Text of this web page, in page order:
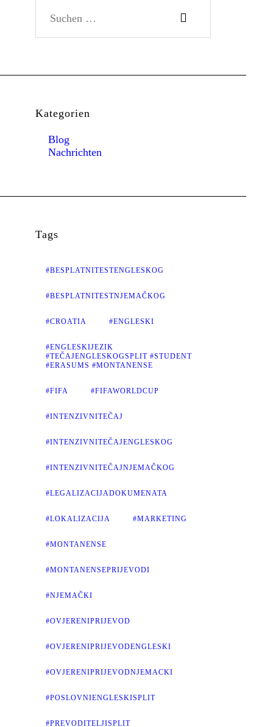
Kategorien
Blog
Nachrichten
Tags
#BESPLATNITESTENGLESKOG
#BESPLATNITESTNJEMAČKOG
#CROATIA #ENGLESKI
#ENGLESKIJEZIK
#TEČAJENGLESKOGSPLIT #STUDENT
#ERASUMS #MONTANENSE
#FIFA #FIFAWORLDCUP
#INTENZIVNITEČAJ
#INTENZIVNITEČAJENGLESKOG
#INTENZIVNITEČAJNJEMAČKOG
#LEGALIZACIJADOKUMENATA
#LOKALIZACIJA #MARKETING
#MONTANENSE
#MONTANENSEPRIJEVODI
#NJEMAČKI
#OVJERENIPRIJEVOD
#OVJERENIPRIJEVODENGLESKI
#OVJERENIPRIJEVODNJEMACKI
#POSLOVNIENGLESKISPLIT
#PREVODITELJISPLIT